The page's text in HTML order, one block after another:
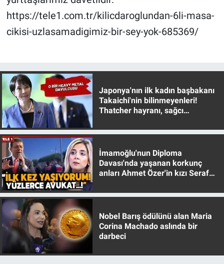
https://tele1.com.tr/kilicdaroglundan-6li-masa-
cikisi-uzlasamadigimiz-bir-sey-yok-685369/
Japonya'nın ilk kadın başbakanı
Takaichi'nin bilinmeyenleri!
Thatcher hayranı, sağcı
İmamoğlu'nun Diploma
Davası'nda yaşanan korkunç
anları Ahmet Özer'in kızı Seraf
Nobel Barış ödülünü alan Maria
Corina Machado aslında bir
darbeci